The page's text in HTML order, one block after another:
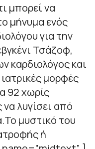
μπορεί να
μήνυμα ενός
για την
Τσάζοφ,
καρδιολόγος και
μορφές
92 χωρίς
λυγίσει από
μυστικό του
ή